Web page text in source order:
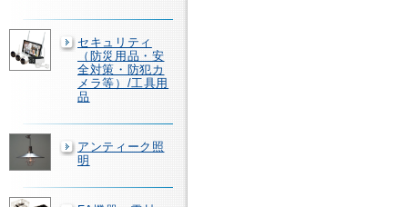
セキュリティ
（防災用品・安
全対策・防犯カ
メラ等）/工具用
品
アンティーク照
明